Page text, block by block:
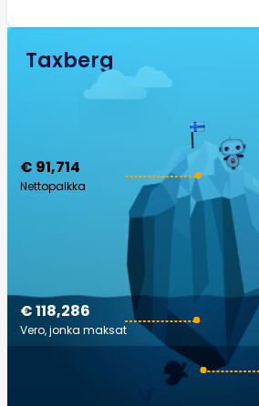
Taxberg
€ 91,714
Nettopalkka
€ 118,286
Vero, jonka maksat